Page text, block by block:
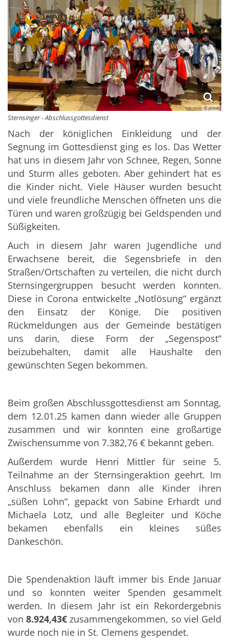
© privat
Sternsinger - Abschlussgottesdienst
Nach der königlichen Einkleidung und der
Segnung im Gottesdienst ging es los. Das Wetter
hat uns in diesem Jahr von Schnee, Regen, Sonne
und Sturm alles geboten. Aber gehindert hat es
die Kinder nicht. Viele Häuser wurden besucht
und viele freundliche Menschen öffneten uns die
Türen und waren großzügig bei Geldspenden und
Süßigkeiten.
Auch in diesem Jahr waren Jugendliche und
Erwachsene bereit, die Segensbriefe in den
Straßen/Ortschaften zu verteilen, die nicht durch
Sternsingergruppen besucht werden konnten.
Diese in Corona entwickelte „Notlösung“ ergänzt
den Einsatz der Könige. Die positiven
Rückmeldungen aus der Gemeinde bestätigen
uns darin, diese Form der „Segenspost“
beizubehalten, damit alle Haushalte den
gewünschten Segen bekommen.
Beim großen Abschlussgottesdienst am Sonntag,
dem 12.01.25 kamen dann wieder alle Gruppen
zusammen und wir konnten eine großartige
Zwischensumme von 7.382,76 € bekannt geben.
Außerdem wurde Henri Mittler für seine 5.
Teilnahme an der Sternsingeraktion geehrt. Im
Anschluss bekamen dann alle Kinder ihren
„süßen Lohn“, gepackt von Sabine Erhardt und
Michaela Lotz, und alle Begleiter und Köche
bekamen ebenfalls ein kleines süßes
Dankeschön.
Die Spendenaktion läuft immer bis Ende Januar
und so konnten weiter Spenden gesammelt
werden. In diesem Jahr ist ein Rekordergebnis
von8.924,43€ zusammengekommen, so viel Geld
wurde noch nie in St. Clemens gespendet.